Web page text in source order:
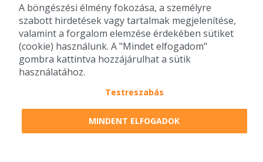
2010-2026 Copyright - Falatozz.hu - Diston-line Kft.
A böngészési élmény fokozása, a személyre
szabott hirdetések vagy tartalmak megjelenítése,
valamint a forgalom elemzése érdekében sütiket
(cookie) használunk. A "Mindet elfogadom"
gombra kattintva hozzájárulhat a sütik
használatához.
Testreszabás
MINDENT ELFOGADOK